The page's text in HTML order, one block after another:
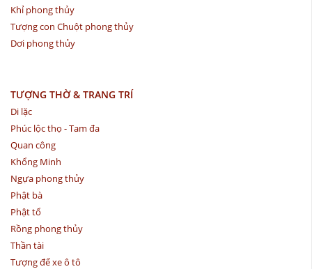
Khỉ phong thủy
Tượng con Chuột phong thủy
Dơi phong thủy
TƯỢNG THỜ & TRANG TRÍ
Di lặc
Phúc lộc thọ - Tam đa
Quan công
Khổng Minh
Ngựa phong thủy
Phật bà
Phật tổ
Rồng phong thủy
Thần tài
Tượng để xe ô tô